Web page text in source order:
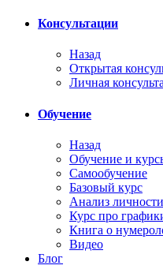
Консультации
Назад
Открытая
Личная
Обучение
Назад
Обучение и
Самообучение
Базовый курс
Анализ личности
Курс про
Книга о
Видео
Блог